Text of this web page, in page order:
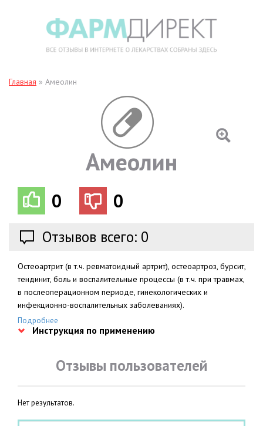
Главная » Амеолин
Амеолин
0 0
Отзывов всего: 0
Остеоартрит (в т.ч. ревматоидный артрит), остеоартроз, бурсит,
тендинит, боль и воспалительные процессы (в т.ч. при травмах,
в послеоперационном периоде, гинекологических и
инфекционно-воспалительных заболеваниях).
Подробнее
Инструкция по применению
Отзывы пользователей
Нет результатов.